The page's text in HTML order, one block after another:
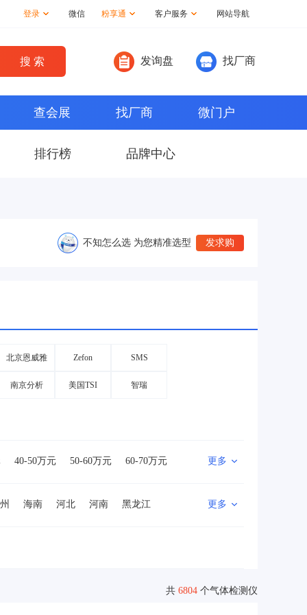
登录 微信 粉享通 客户服务 网站导航
发询盘 找厂商
查会展 找厂商 微门户
排行榜 品牌中心
不知怎么选 为您精准选型 发求购
北京恩威雅 Zefon SMS
南京分析 美国TSI 智瑞
40-50万元 50-60万元
60-70万元
更多
海南 河北 河南
黑龙江
更多
共 6804 个气体检测仪